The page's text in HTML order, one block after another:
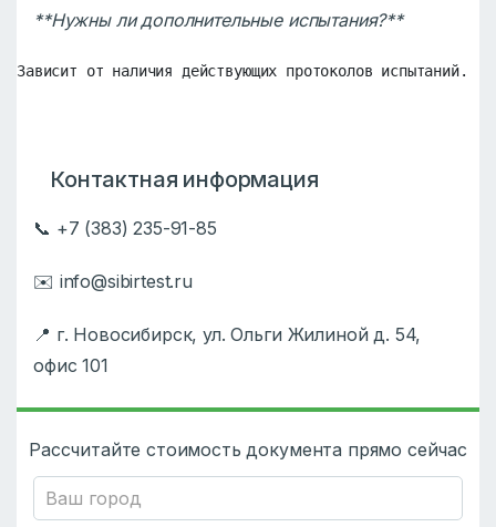
**Нужны ли дополнительные испытания?**
Зависит от наличия действующих протоколов испытаний.
Контактная информация
📞 +7 (383) 235-91-85
✉️ info@sibirtest.ru
📍 г. Новосибирск, ул. Ольги Жилиной д. 54,
офис 101
Рассчитайте стоимость документа прямо сейчас